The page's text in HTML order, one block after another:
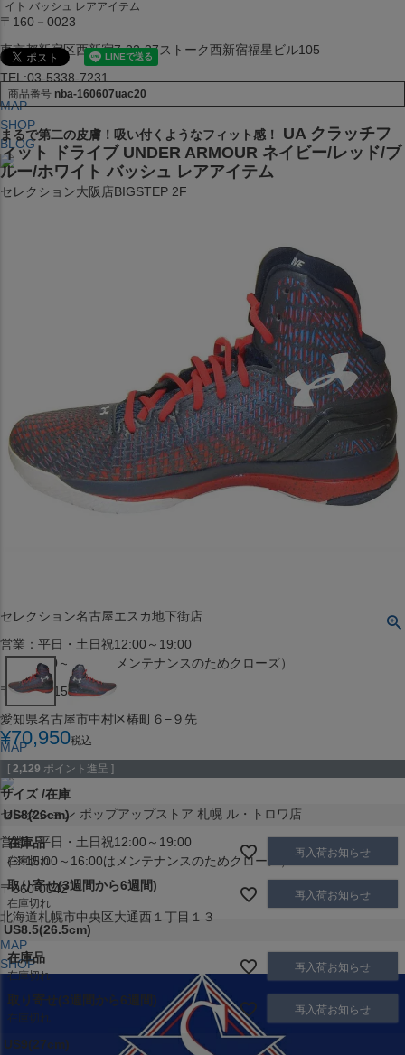
〒160－0023
東京都新宿区西新宿7-22-37ストーク西新宿福星ビル105
TEL:03-5338-7231
MAP
SHOP
BLOG
セレクション大阪店BIGSTEP 2F
JR水道橋駅西口店
営業：土・日・祝日のみ 12:00-18:00
セレクション名古屋エスカ地下街店
営業：平日・土日祝12:00～19:00
（※15:00～16:00はメンテナンスのためクローズ）
〒453-0015
愛知県名古屋市中村区椿町６−９先
MAP
SHOP
セレクション ポップアップストア 札幌 ル・トロワ店
営業：平日・土日祝12:00～19:00
（※15:00～16:00はメンテナンスのためクローズ）
〒060-0042
北海道札幌市中央区大通西１丁目１３
MAP
SHOP
イト バッシュ レアアイテム
商品番号 nba-160607uac20
まるで第二の皮膚！吸い付くようなフィット感！
UA クラッチフ
ィット ドライブ UNDER ARMOUR ネイビー/レッド/ブ
ルー/ホワイト バッシュ レアアイテム
¥70,950税込
[ 2,129 ポイント進呈 ]
サイズ 在庫
US8(26cm)
在庫品
在庫切れ
再入荷お知らせ
取り寄せ(3週間から6週間)
在庫切れ
再入荷お知らせ
US8.5(26.5cm)
在庫品
在庫切れ
再入荷お知らせ
取り寄せ(3週間から6週間)
在庫切れ
再入荷お知らせ
US9(27cm)